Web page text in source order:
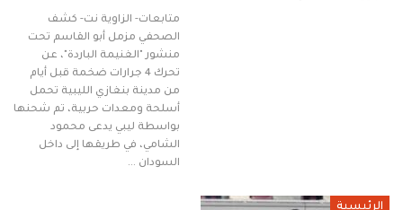
متابعات- الزاوية نت- كشف
الصحفي مزمل أبو القاسم تحت
منشور "الغنيمة الباردة"، عن
تحرك 4 جرارات ضخمة قبل أيام
من مدينة بنغازي الليبية تحمل
أسلحة ومعدات حربية، تم شحنها
بواسطة ليبي يدعى محمود
الشامي، في طريقها إلى داخل
السودان …
الرئيسية